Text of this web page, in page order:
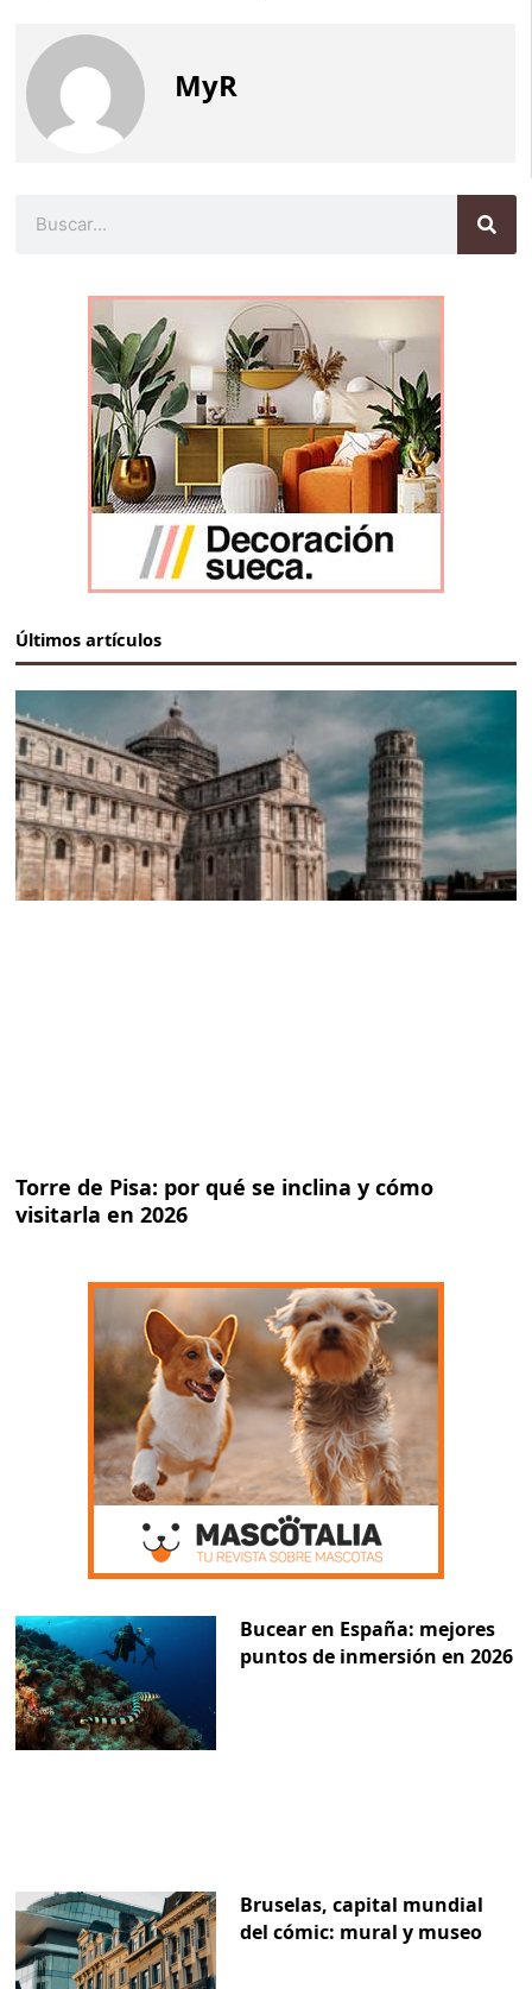
MyR
Últimos artículos
Torre de Pisa: por qué se inclina y cómo
visitarla en 2026
Bucear en España: mejores
puntos de inmersión en 2026
Bruselas, capital mundial
del cómic: mural y museo